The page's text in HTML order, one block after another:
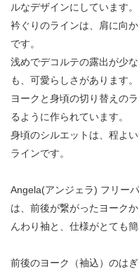
ルなデザインにしています。
衿ぐりのラインは、肩に向
です。
浅めでデコルテの露出が少
も、可愛らしさがあります。
ヨークと身頃の切り替えの
るように作られています。
身頃のシルエットは、程よ
ラインです。
Angela(アンジェラ) フリー
は、前後が繋がったヨーク
んわり袖と、仕様がとても簡
前後のヨーク（袖込）のは